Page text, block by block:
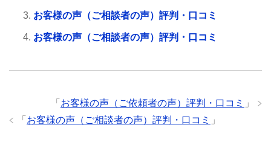
お客様の声（ご相談者の声）評判・口コミ
お客様の声（ご相談者の声）評判・口コミ
「 お客様の声（ご依頼者の声）評判・口コミ
」
「 お客様の声（ご相談者の声）評判・口コミ 」